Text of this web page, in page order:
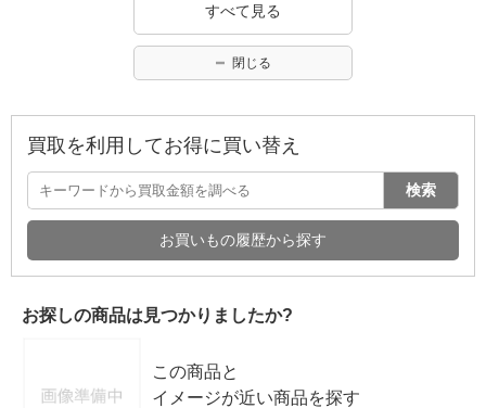
すべて見る
閉じる
買取を利用してお得に買い替え
検索
お買いもの履歴から探す
お探しの商品は見つかりましたか?
この商品と
イメージが近い商品を探す